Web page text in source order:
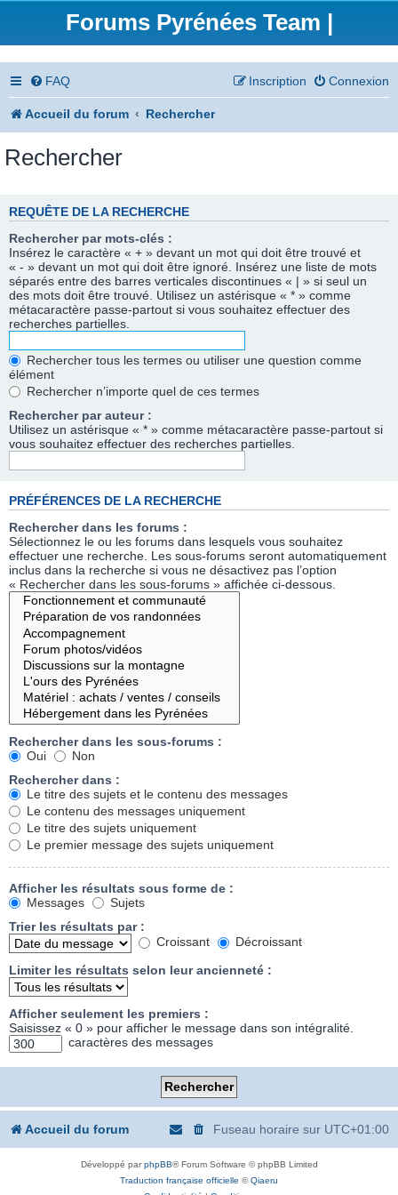
Forums Pyrénées Team |
FAQ Connexion
Inscription
Accueil du forum Rechercher
Rechercher
REQUÊTE DE LA RECHERCHE
Rechercher par mots-clés :
Insérez le caractère « + » devant un mot qui doit être trouvé et
« - » devant un mot qui doit être ignoré. Insérez une liste de mots
séparés entre des barres verticales discontinues « | » si seul un
des mots doit être trouvé. Utilisez un astérisque « * » comme
métacaractère passe-partout si vous souhaitez effectuer des
recherches partielles.
Rechercher tous les termes ou utiliser une question comme
élément
Rechercher n’importe quel de ces termes
Rechercher par auteur :
Utilisez un astérisque « * » comme métacaractère passe-partout si
vous souhaitez effectuer des recherches partielles.
PRÉFÉRENCES DE LA RECHERCHE
Rechercher dans les forums :
Sélectionnez le ou les forums dans lesquels vous souhaitez
effectuer une recherche. Les sous-forums seront automatiquement
inclus dans la recherche si vous ne désactivez pas l’option
« Rechercher dans les sous-forums » affichée ci-dessous.
Rechercher dans les sous-forums :
Oui
Non
Rechercher dans :
Le titre des sujets et le contenu des messages
Le contenu des messages uniquement
Le titre des sujets uniquement
Le premier message des sujets uniquement
Afficher les résultats sous forme de :
Messages
Sujets
Trier les résultats par :
Croissant
Décroissant
Limiter les résultats selon leur ancienneté :
Afficher seulement les premiers :
Saisissez « 0 » pour afficher le message dans son intégralité.
caractères des messages
Accueil du forum Fuseau horaire sur UTC+01:00
Développé parphpBB® Forum Software © phpBB Limited
Traduction française officielle ©Qiaeru